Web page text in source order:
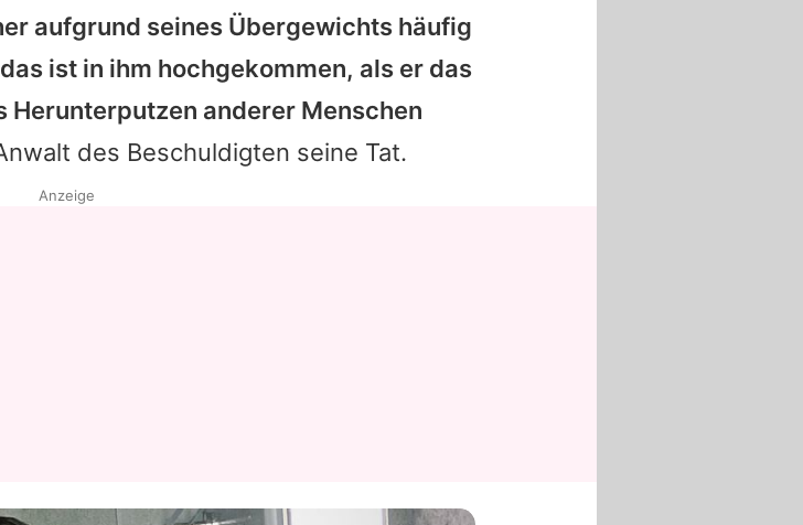
aufgrund seines Übergewichts häufig
ist in ihm hochgekommen, als er das
anderer Menschen
des Beschuldigten seine Tat.
Anzeige